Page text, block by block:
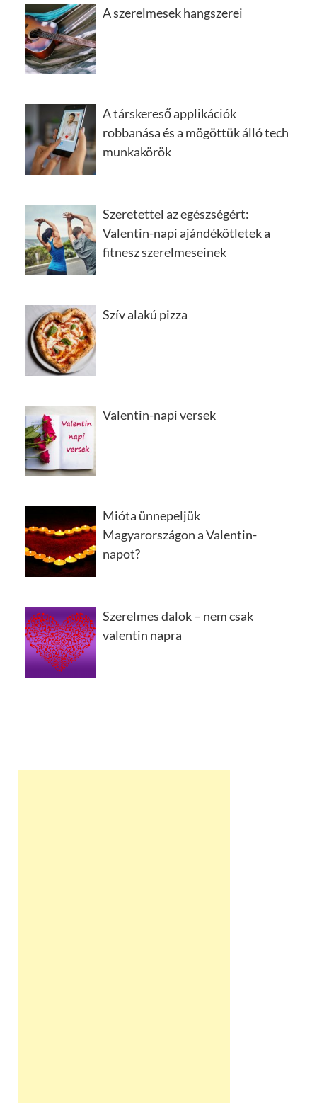
A szerelmesek hangszerei
A társkereső applikációk
robbanása és a mögöttük álló tech
munkakörök
Szeretettel az egészségért:
Valentin-napi ajándékötletek a
fitnesz szerelmeseinek
Szív alakú pizza
Valentin-napi versek
Mióta ünnepeljük
Magyarországon a Valentin-
napot?
Szerelmes dalok – nem csak
valentin napra